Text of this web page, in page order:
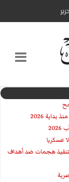
عسكريا
هجمات ضد أهداف